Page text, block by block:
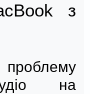
з
на